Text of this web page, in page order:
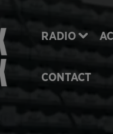
RADIO
CONTACT